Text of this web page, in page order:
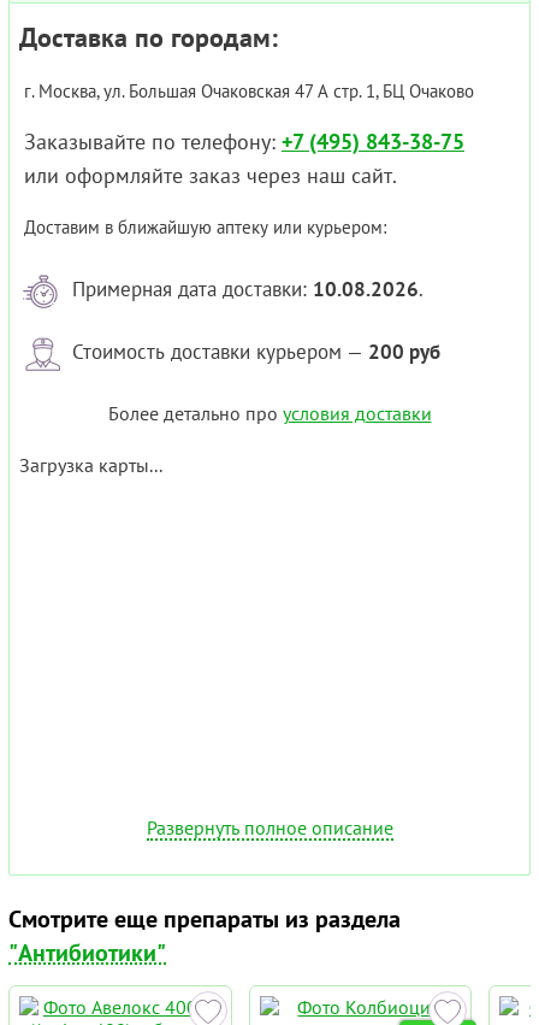
Доставка по городам:
г. Москва, ул. Большая Очаковская 47 А стр. 1, БЦ Очаково
Заказывайте по телефону: +7 (495) 843-38-75
или оформляйте заказ через наш сайт.
Доставим в ближайшую аптеку или курьером:
Примерная дата доставки: 10.08.2026.
Стоимость доставки курьером — 200 руб
Более детально про условия доставки
Загрузка карты...
Развернуть полное описание
Смотрите еще препараты из раздела
"Антибиотики"